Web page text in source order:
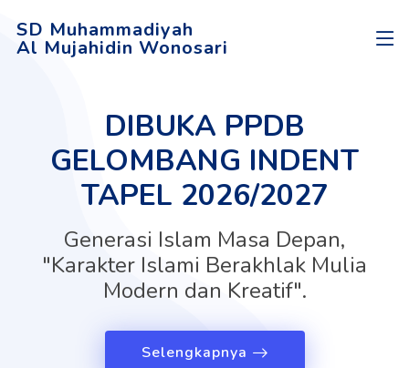
SD Muhammadiyah
Al Mujahidin Wonosari
DIBUKA PPDB
GELOMBANG INDENT
TAPEL 2026/2027
Generasi Islam Masa Depan,
"Karakter Islami Berakhlak Mulia
Modern dan Kreatif".
Selengkapnya